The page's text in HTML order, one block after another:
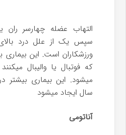
التهاب عضله چهارسر ران
سپس یک از علل درد
ورزشکاران است. این بیماری
که فوتبال یا والیبال
سال ایجاد میشود
آناتومی